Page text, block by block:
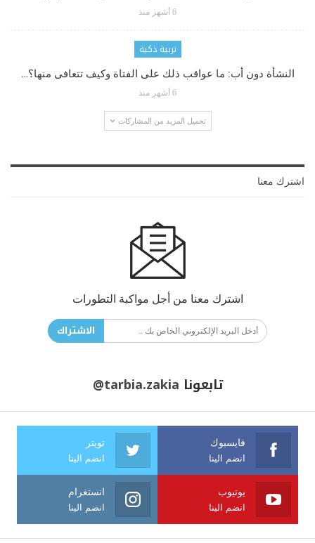
6 أشهر منذ
تربية ذكية
النشأة دون أب: ما عواقب ذلك على الفتاة وكيف تتعافى منها؟…
6 أشهر منذ
تحميل المزيد من المشاركات
اشترك معنا
اشترك معنا من أجل مواكبة التطورات
الاشتراك
تابعونا @tarbia.zakia
فايسبوك
انضم الينا
تويتر
انضم الينا
يوتيوب
انضم الينا
انستغرام
انضم الينا